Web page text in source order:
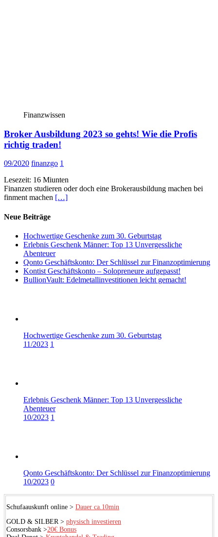
Finanzwissen
Broker Ausbildung 2023 so gehts! Wie die Profis
richtig traden!
09/2020 finanzgo 1
Lesezeit: 16 Miunten
Finanzen studieren oder doch eine Brokerausbildung machen bei
finment machen […]
Neue Beiträge
Hochwertige Geschenke zum 30. Geburtstag
Erlebnis Geschenk Männer: Top 13 Unvergessliche
Abenteuer
Qonto Geschäftskonto: Der Schlüssel zur Finanzoptimierung
Kontist Geschäftskonto – Solopreneure aufgepasst!
BullionVault: Edelmetallinvestitionen leicht gemacht!
Hochwertige Geschenke zum 30. Geburtstag
11/2023 1
Erlebnis Geschenk Männer: Top 13 Unvergessliche
Abenteuer
10/2023 1
Qonto Geschäftskonto: Der Schlüssel zur Finanzoptimierung
10/2023 0
Schufaauskunft online > Dauer ca.10min
GOLD & SILBER > physisch investieren
Consorsbank >20€ Bonus